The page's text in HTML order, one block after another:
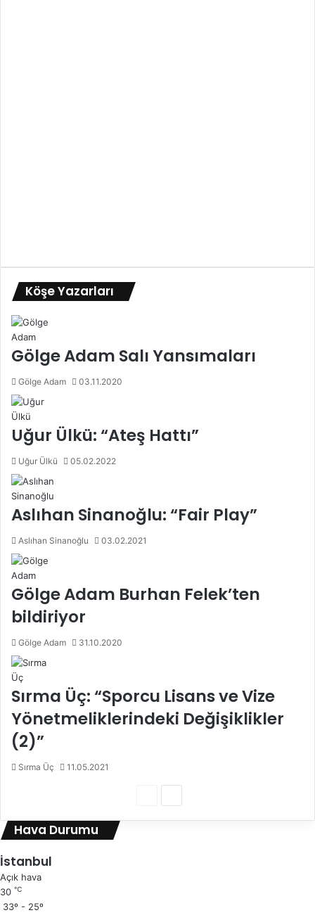
Köşe Yazarları
Gölge Adam Salı Yansımaları
Gölge Adam 03.11.2020
Uğur Ülkü: “Ateş Hattı”
Uğur Ülkü 05.02.2022
Aslıhan Sinanoğlu: “Fair Play”
Aslıhan Sinanoğlu 03.02.2021
Gölge Adam Burhan Felek’ten
bildiriyor
Gölge Adam 31.10.2020
Sırma Üç: “Sporcu Lisans ve Vize
Yönetmeliklerindeki Değişiklikler
(2)”
Sırma Üç 11.05.2021
Hava Durumu
İstanbul
Açık hava
30 ℃
33º - 25º